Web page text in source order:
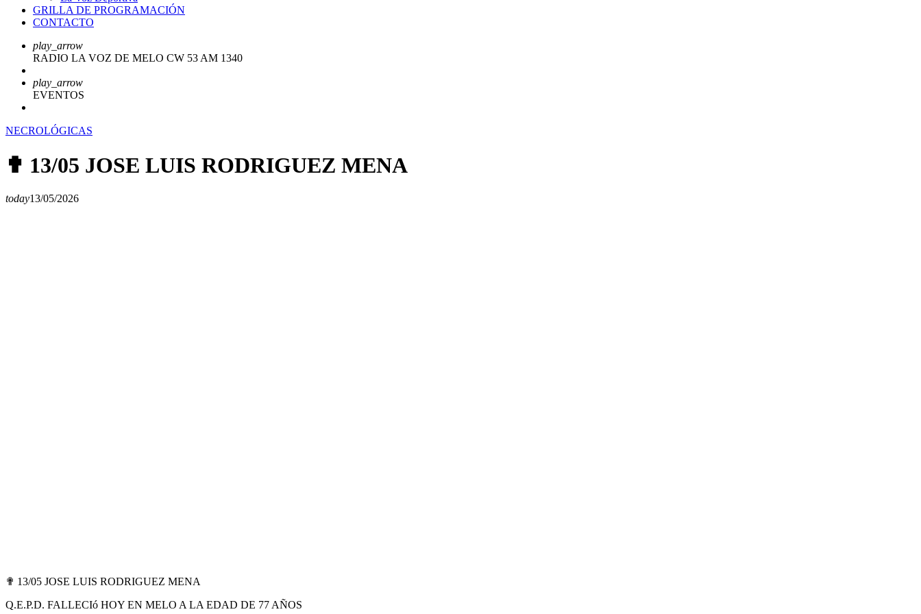
GRILLA DE PROGRAMACIÓN
CONTACTO
play_arrow
RADIO LA VOZ DE MELO CW 53 AM 1340
play_arrow
EVENTOS
NECROLÓGICAS
✟ 13/05 JOSE LUIS RODRIGUEZ MENA
today13/05/2026
✟ 13/05 JOSE LUIS RODRIGUEZ MENA
Q.E.P.D. FALLECIó HOY EN MELO A LA EDAD DE 77 AÑOS